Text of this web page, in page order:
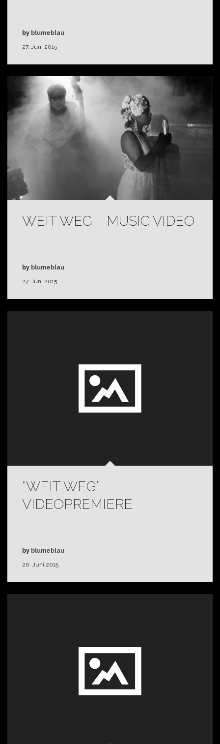
27. Juni 2015
by blumeblau
WEIT WEG – MUSIC VIDEO
27. Juni 2015
by blumeblau
“WEIT WEG”
VIDEOPREMIERE
20. Juni 2015
by blumeblau